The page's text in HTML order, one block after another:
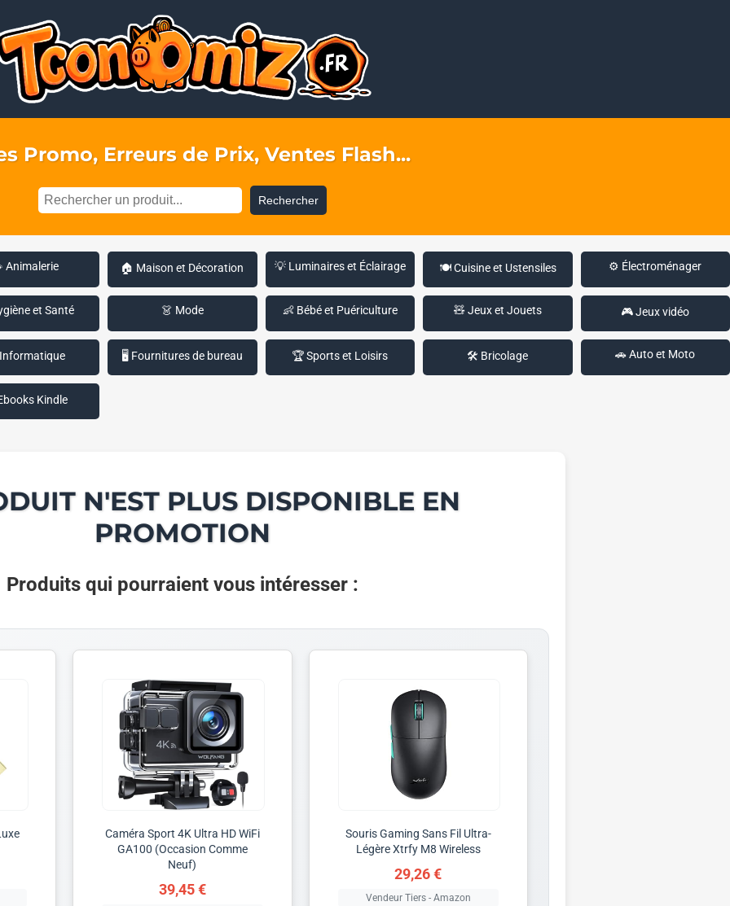
Promo, Erreurs de Prix, Ventes Flash...
Rechercher
Animalerie 🏠 Maison et Décoration 💡 Luminaires et Éclairage 🍽️ Cuisine et Ustensiles ⚙️ Électroménager
et Santé 👗 Mode 👶 Bébé et Puériculture 🧸 Jeux et Jouets 🎮 Jeux vidéo
🖥️ Fournitures de bureau 🏆 Sports et Loisirs 🛠️ Bricolage 🚗 Auto et Moto
Kindle
N'EST PLUS DISPONIBLE EN
PROMOTION
Produits qui pourraient vous intéresser :
Caméra Sport 4K Ultra HD WiFi
GA100 (Occasion Comme
Neuf)
39,45 €
Souris Gaming Sans Fil Ultra-
Légère Xtrfy M8 Wireless
29,26 €
Vendeur Tiers - Amazon